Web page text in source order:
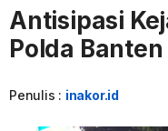
Antisipasi
Polda
Penulis : inakor.id